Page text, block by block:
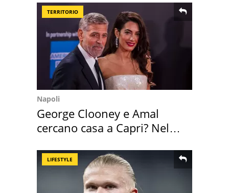
TERRITORIO
Napoli
George Clooney e Amal
cercano casa a Capri? Nel
LIFESTYLE